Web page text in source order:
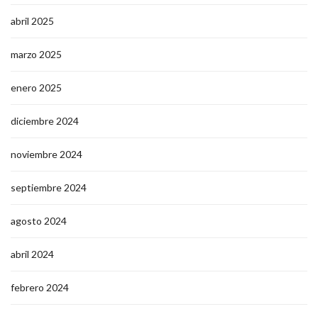
abril 2025
marzo 2025
enero 2025
diciembre 2024
noviembre 2024
septiembre 2024
agosto 2024
abril 2024
febrero 2024